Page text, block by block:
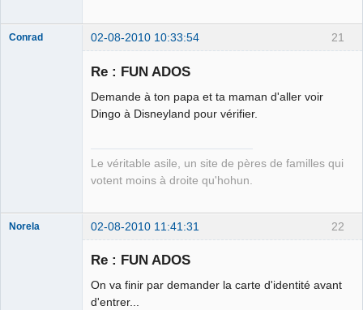
21
Conrad 02-08-2010 10:33:54
Re : FUN ADOS
Demande à ton papa et ta maman d'aller voir
Dingo à Disneyland pour vérifier.
Le véritable asile, un site de pères de familles qui
votent moins à droite qu'hohun.
22
Norela 02-08-2010 11:41:31
Re : FUN ADOS
On va finir par demander la carte d'identité avant
d'entrer...